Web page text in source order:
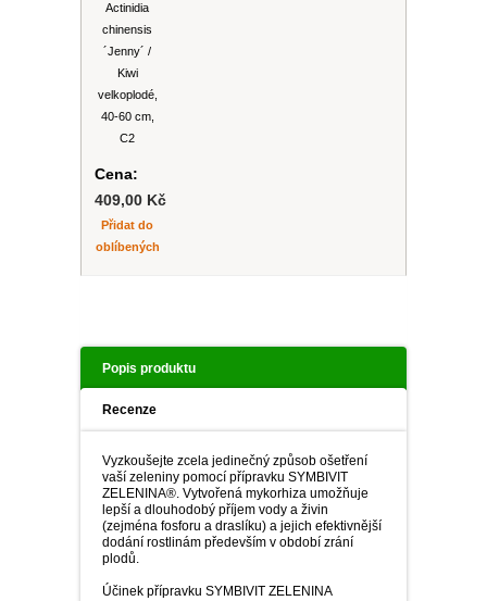
Actinidia
chinensis
´Jenny´ /
Kiwi
velkoplodé,
40-60 cm,
C2
Cena:
409,00 Kč
Přidat do
oblíbených
Popis produktu
Recenze
Vyzkoušejte zcela jedinečný způsob ošetření
vaší zeleniny pomocí přípravku SYMBIVIT
ZELENINA®. Vytvořená mykorhiza umožňuje
lepší a dlouhodobý příjem vody a živin
(zejména fosforu a draslíku) a jejich efektivnější
dodání rostlinám především v období zrání
plodů.
Účinek přípravku SYMBIVIT ZELENINA